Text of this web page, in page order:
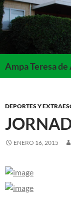
Saltar
al
contenido
Ampa Teresa
DEPORTES Y
ENERO 16, 2015